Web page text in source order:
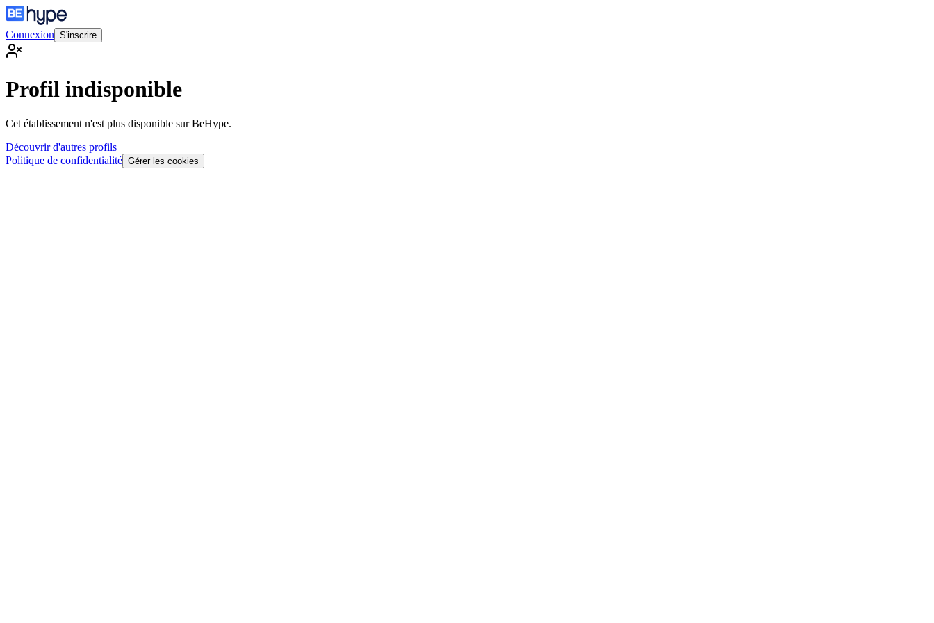
Connexion S'inscrire
Profil indisponible
Cet établissement n'est plus disponible sur BeHype.
Découvrir d'autres profils
Politique de confidentialité Gérer les cookies